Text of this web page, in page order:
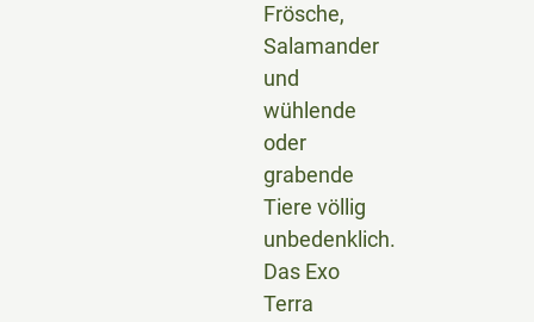
Frösche,
Salamander
und
wühlende
oder
grabende
Tiere völlig
unbedenklich.
Das Exo
Terra